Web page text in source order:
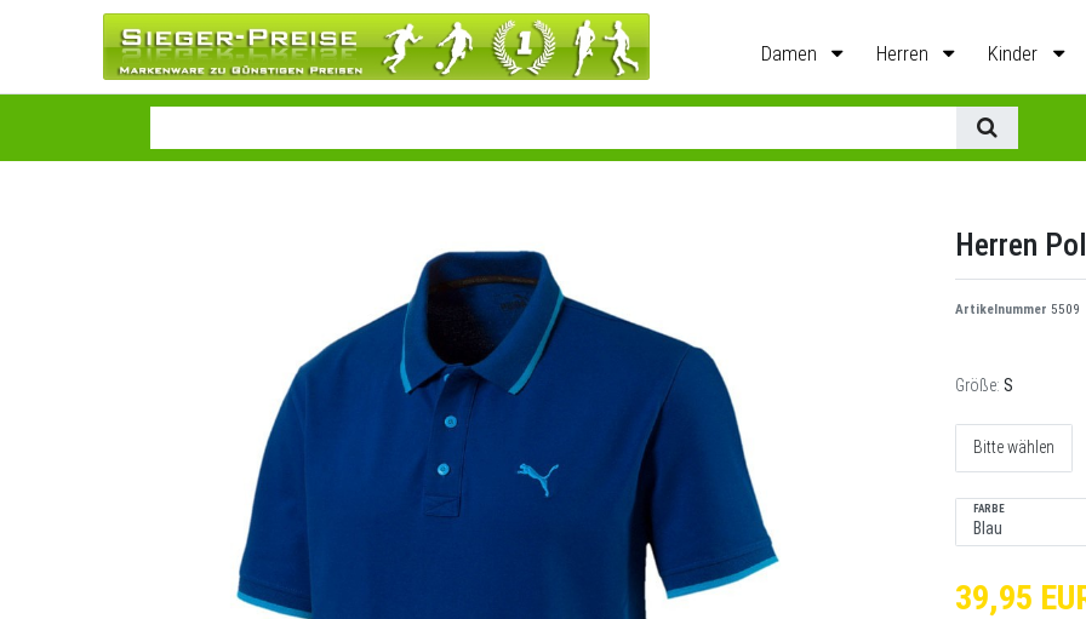
Damen Herren Kinder
Herren
Artikelnummer 5509
Größe: S
Bitte wählen
FARBE
39,95